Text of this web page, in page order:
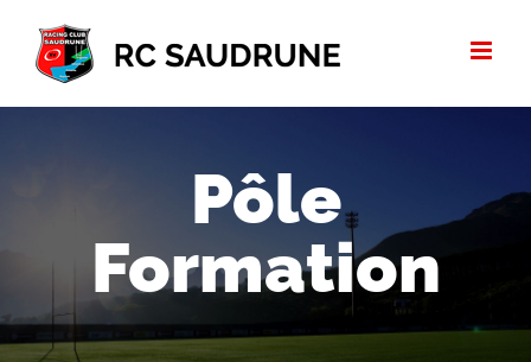
Passer
contenu
Pôle
Formation